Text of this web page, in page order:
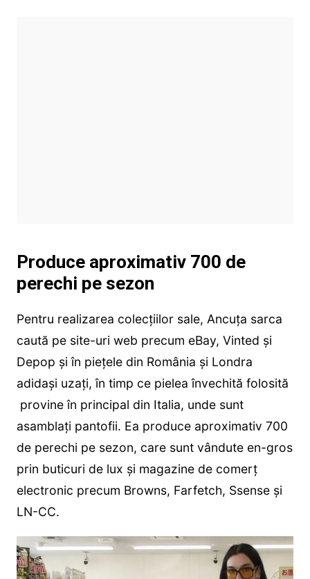
Produce aproximativ 700 de
perechi pe sezon
Pentru realizarea colecțiilor sale, Ancuța sarca
caută pe site-uri web precum eBay, Vinted și
Depop și în piețele din România și Londra
adidași uzați, în timp ce pielea învechită folosită
provine în principal din Italia, unde sunt
asamblați pantofii. Ea produce aproximativ 700
de perechi pe sezon, care sunt vândute en-gros
prin buticuri de lux și magazine de comerț
electronic precum Browns, Farfetch, Ssense și
LN-CC.